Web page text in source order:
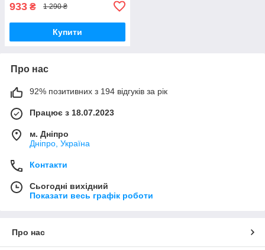
933 ₴ 1 290 ₴
Купити
Про нас
92% позитивних з 194 відгуків за рік
Працює з 18.07.2023
м. Дніпро
Дніпро, Україна
Контакти
Сьогодні вихідний
Показати весь графік роботи
Про нас